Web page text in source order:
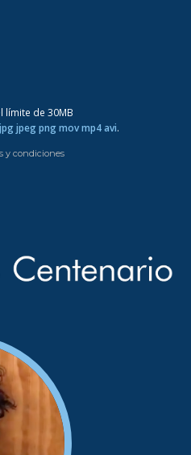
límite de 30MB
jpeg png mov mp4 avi.
y condiciones